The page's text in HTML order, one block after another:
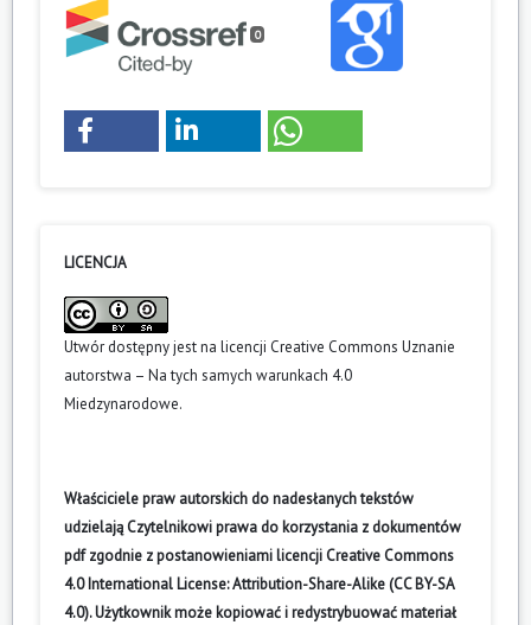
0
LICENCJA
Utwór dostępny jest na licencji Creative Commons Uznanie
autorstwa – Na tych samych warunkach 4.0
Miedzynarodowe.
Właściciele praw autorskich do nadesłanych tekstów
udzielają Czytelnikowi prawa do korzystania z dokumentów
pdf zgodnie z postanowieniami licencji Creative Commons
4.0 International License: Attribution-Share-Alike (CC BY-SA
4.0). Użytkownik może kopiować i redystrybuować materiał